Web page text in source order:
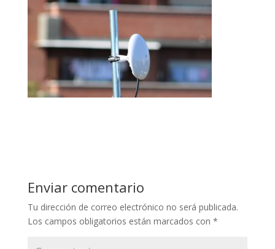
Enviar comentario
Tu dirección de correo electrónico no será publicada.
Los campos obligatorios están marcados con *